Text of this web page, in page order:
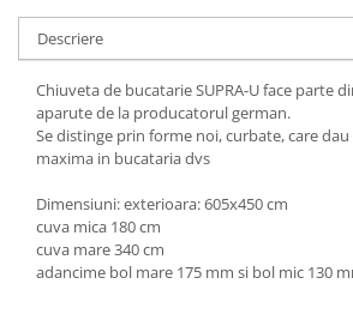
Descriere
Chiuveta de bucatarie SUPRA-U face parte
aparute de la producatorul german.
Se distinge prin forme noi, curbate, care
maxima in bucataria dvs
Dimensiuni: exterioara: 605x450 cm
cuva mica 180 cm
cuva mare 340 cm
adancime bol mare 175 mm si bol mic 130